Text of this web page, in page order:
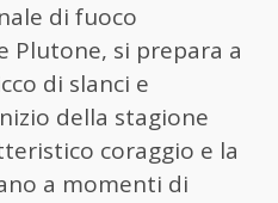
di fuoco
Plutone, si prepara a
di slanci e
della stagione
coraggio e la
a momenti di